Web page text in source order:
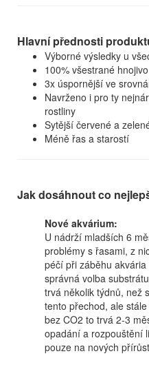
Hlavní přednosti
Výborné výsledky u
100% všestrané hnojivo
3x úspornější ve
Navrženo i pro ty
rostliny
Sytější červené a
Méně řas a starostí
Jak dosáhnout co
Nové akvárium:
U nádrží mladších 6
problémy s řasami, z
péčí při záběhu
správná volba
trvá několik týdnů, než
tento přechod, ale
bez CO2 to trvá 2-3
opadání a rozpouštění
pouze na nových